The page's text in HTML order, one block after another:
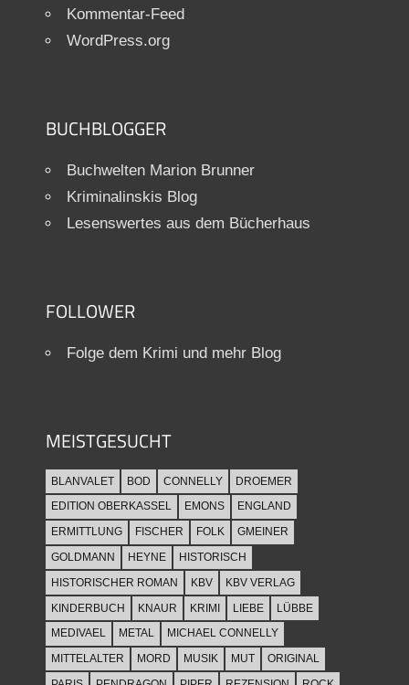
Kommentar-Feed
WordPress.org
BUCHBLOGGER
Buchwelten Marion Brunner
Kriminalinskis Blog
Lesenswertes aus dem Bücherhaus
FOLLOWER
Folge dem Krimi und mehr Blog
MEISTGESUCHT
BLANVALET BOD CONNELLY
DROEMER
EDITION OBERKASSEL
EMONS
ENGLAND
ERMITTLUNG
FISCHER FOLK
GMEINER
GOLDMANN
HEYNE
HISTORISCH
HISTORISCHER ROMAN
KBV
KBV VERLAG
KINDERBUCH
KNAUR KRIMI LIEBE
LÜBBE
MEDIVAEL
METAL
MICHAEL CONNELLY
MITTELALTER
MORD MUSIK MUT
ORIGINAL